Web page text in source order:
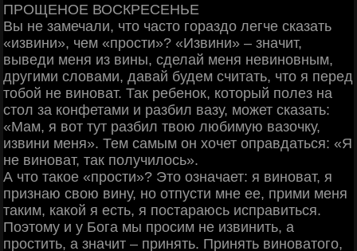
ПРОЩЕНОЕ ВОСКРЕСЕНЬЕ
Вы не замечали, что часто гораздо легче сказать
«извини», чем «прости»? «Извини» – значит,
выведи меня из вины, сделай меня невиновным,
другими словами, давай будем считать, что я перед
тобой не виноват. Так ребенок, который полез на
стол за конфетами и разбил вазу, может сказать:
«Мам, я вот тут разбил твою любимую вазочку,
извини меня». Тем самым он хочет оправдаться: «Я
не виноват, так получилось».
А что такое «прости»? Это означает: я виноват, я
признаю свою вину, но отпусти мне ее, прими меня
таким, какой я есть, я постараюсь исправиться.
Поэтому и у Бога мы просим не извинить, а
простить, а значит – принять. Принять виноватого,